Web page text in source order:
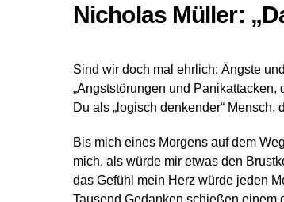
Nicholas Müller:
Sind wir doch mal ehrlich: Ängste
„Angststörungen und
Du als „logisch denkender“ Mensch,
Bis mich eines Morgens auf dem
mich, als würde mir etwas den
das Gefühl mein Herz würde jeden